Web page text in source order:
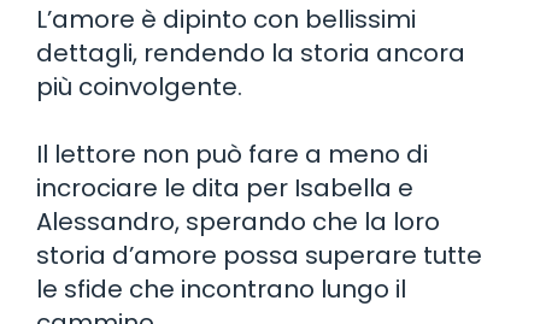
L’amore è dipinto con bellissimi
dettagli, rendendo la storia ancora
più coinvolgente.
Il lettore non può fare a meno di
incrociare le dita per Isabella e
Alessandro, sperando che la loro
storia d’amore possa superare tutte
le sfide che incontrano lungo il